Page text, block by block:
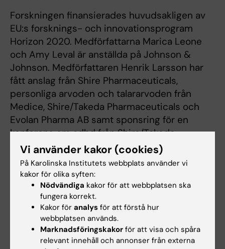
Forskningen finansierades huvudsakligen av
EU:s forsknings- och innovationsprogram
Horizon 2020. Medförfattarna Marica Leone
och Amy Leval är anställda på Johnson &
Johnson. Medförfattaren Henrik Larsson har
fått anslag från Shire Pharmaceuticals,
personliga arvoden och talararvoden från
Medice, Shire/Takeda Pharmaceuticals och
Evolan Pharma AB samt sponsring för en
konferens om adhd från Shire/Takeda
Pharmaceuticals och Evolan Pharma AB, allt
utanför den aktuella studien.
Publikation
”Melatonin use and the risk of self-harm and
unintentional injuries in youths with and
without psychiatric disorders”
. Marica
Vi använder kakor (cookies)
På Karolinska Institutets webbplats använder vi
kakor för olika syften:
Nödvändiga kakor för att webbplatsen ska
fungera korrekt.
Kakor för analys för att förstå hur
webbplatsen används.
Marknadsföringskakor för att visa och spåra
relevant innehåll och annonser från externa